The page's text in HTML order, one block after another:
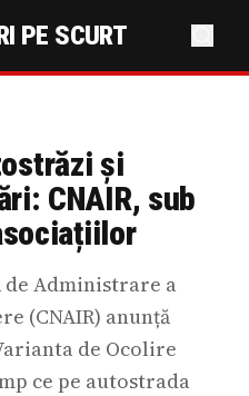
PE SCURT
și
CNAIR, sub
de Administrare a
(CNAIR) anunță
de Ocolire
ce pe autostrada